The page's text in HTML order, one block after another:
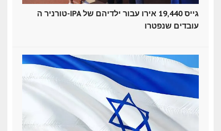
טורניר ה-IPA גייס 19,440 אירו עבור ילדיהם של
עובדים שנפטרו